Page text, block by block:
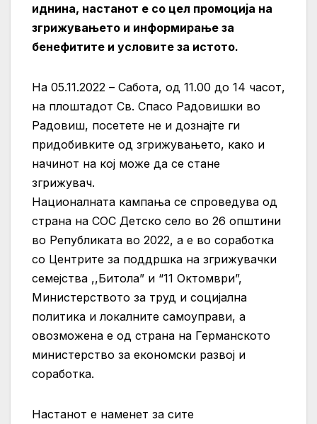
иднина, настанот е со цел промоција на
згрижувањето и информирање за
бенефитите и условите за истото.
На 05.11.2022 – Сабота, од 11.00 до 14 часот,
на плоштадот Св. Спасо Радовишки во
Радовиш, посетете не и дознајте ги
придобивките од згрижувањето, како и
начинот на кој може да се стане
згрижувач.
Националната кампања се спроведува од
страна на СОС Детско село во 26 општини
во Републиката во 2022, а е во соработка
со Центрите за поддршка на згрижувачки
семејства ,,Битола” и “11 Oктомври”,
Министерството за труд и социјална
политика и локалните самоуправи, а
овозможена е од страна на Германското
министерство за економски развој и
соработка.
Настанот е наменет за сите